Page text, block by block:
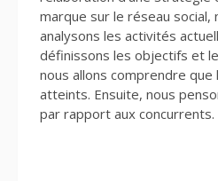
marque sur le réseau
analysons les activités
définissons les objectifs et
nous allons comprendre
atteints. Ensuite, nous
par rapport aux concurrents.